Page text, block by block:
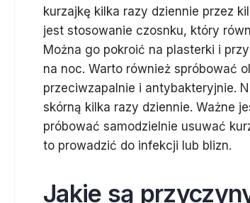
kurzajkę kilka razy dziennie przez
jest stosowanie czosnku, który
Można go pokroić na plasterki i
na noc. Warto również spróbować
przeciwzapalnie i antybakteryjnie.
skórną kilka razy dziennie. Ważne
próbować samodzielnie usuwać
to prowadzić do infekcji lub blizn.
Jakie są